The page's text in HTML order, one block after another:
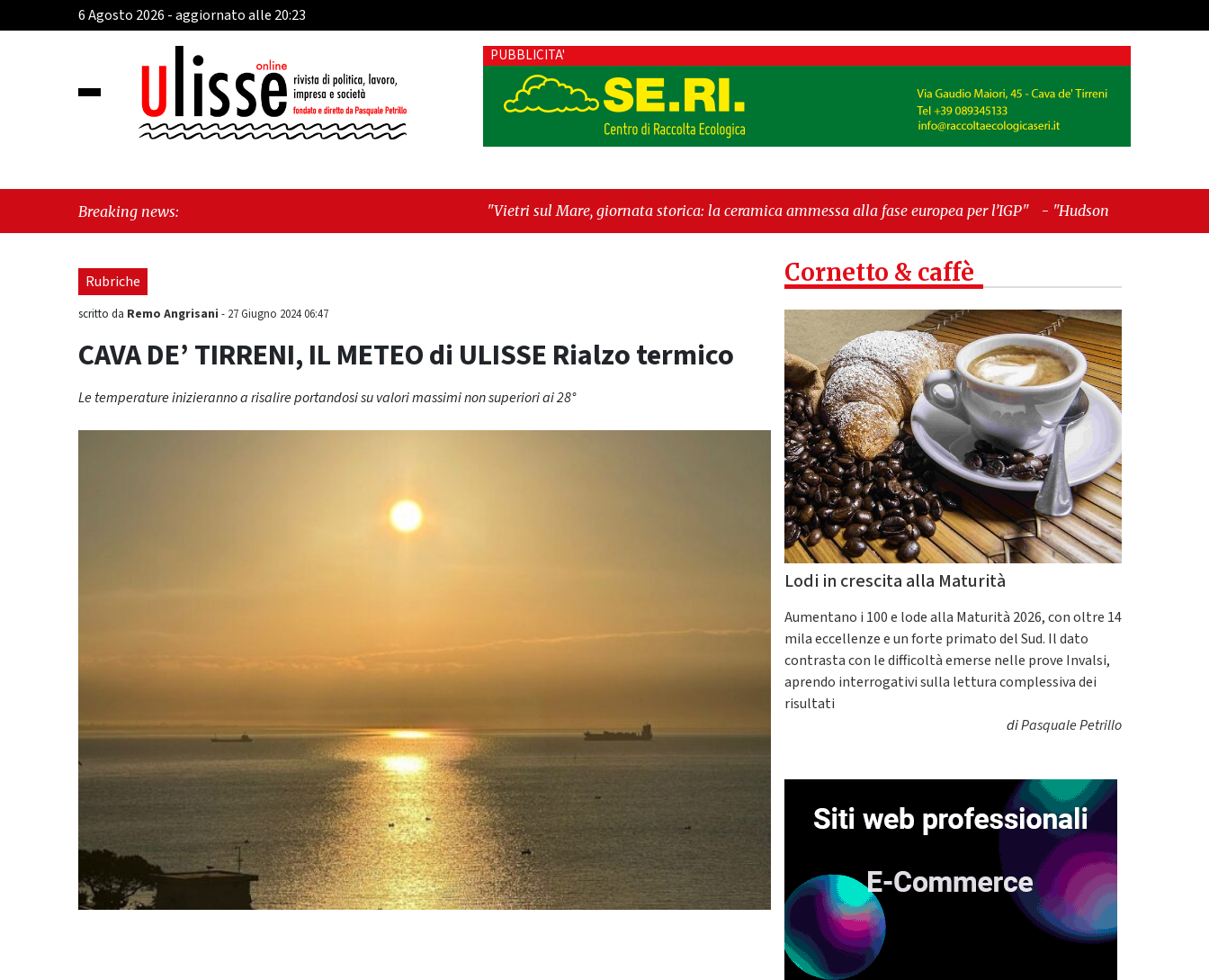
6 Agosto 2026 - aggiornato alle 20:23
PUBBLICITA'
Breaking news: "Vietri sul Mare, giornata storica: la ceramica ammessa alla fase europea per l’IGP" -"Hudson Yards: qui New York
morde il futuro"
Rubriche
scritto da Remo Angrisani - 27 Giugno 2024 06:47
CAVA DE’ TIRRENI, IL METEO di ULISSE Rialzo termico
Le temperature inizieranno a risalire portandosi su valori massimi non superiori ai 28°
Cornetto & caffè
Lodi in crescita alla Maturità
Aumentano i 100 e lode alla Maturità 2026, con oltre 14
mila eccellenze e un forte primato del Sud. Il dato
contrasta con le difficoltà emerse nelle prove Invalsi,
aprendo interrogativi sulla lettura complessiva dei
risultati
diPasquale Petrillo